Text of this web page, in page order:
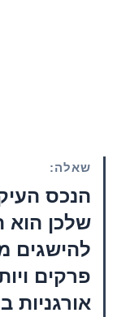
שאלה:
הנכס
שלכן
אורגניות